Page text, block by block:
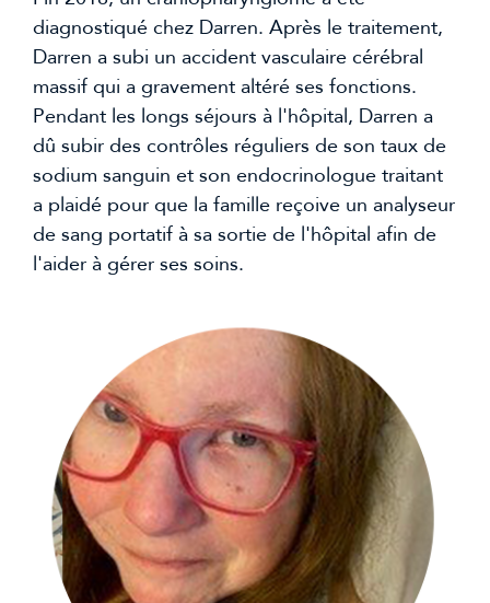
diagnostiqué chez Darren. Après le traitement,
Darren a subi un accident vasculaire cérébral
massif qui a gravement altéré ses fonctions.
Pendant les longs séjours à l'hôpital, Darren a
dû subir des contrôles réguliers de son taux de
sodium sanguin et son endocrinologue traitant
a plaidé pour que la famille reçoive un analyseur
de sang portatif à sa sortie de l'hôpital afin de
l'aider à gérer ses soins.